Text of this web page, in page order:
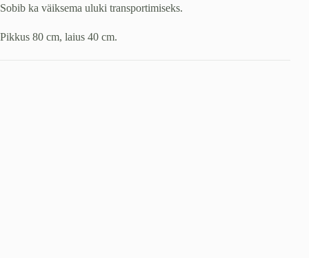
Sobib ka väiksema uluki transportimiseks.
Pikkus 80 cm, laius 40 cm.